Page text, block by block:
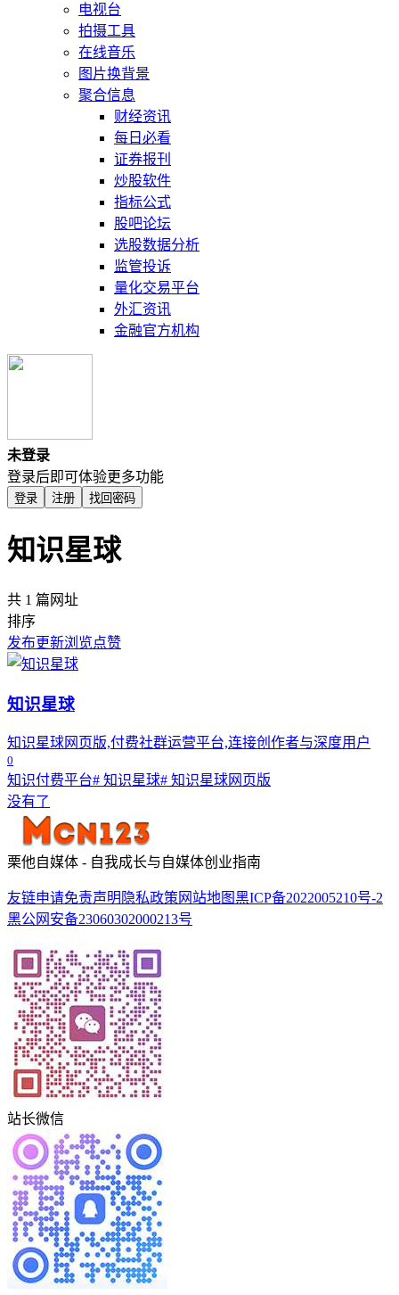
电视台
拍摄工具
在线音乐
图片换背景
聚合信息
财经资讯
每日必看
证券报刊
炒股软件
指标公式
股吧论坛
选股数据分析
监管投诉
量化交易平台
外汇资讯
金融官方机构
未登录
登录后即可体验更多功能
登录 注册 找回密码
知识星球
共 1 篇网址
排序
发布更新浏览点赞
知识星球
知识星球网页版,付费社群运营平台,连接创作者与深度用户
0
知识付费平台# 知识星球# 知识星球网页版
没有了
栗他自媒体 - 自我成长与自媒体创业指南
友链申请免责声明 隐私政策 网站地图黑ICP备2022005210号-2
黑公网安备23060302000213号
站长微信